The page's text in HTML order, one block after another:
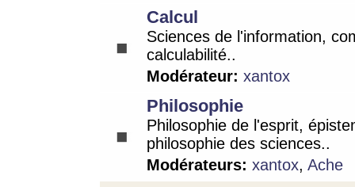
Calcul
Sciences de l'information,
calculabilité..
Modérateur: xantox
Philosophie
Philosophie de l'esprit,
philosophie des sciences..
Modérateurs: xantox, Ache